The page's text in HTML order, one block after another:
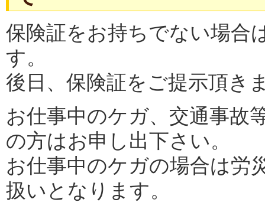
保険証をお持ちでない場合
す。
後日、保険証をご提示頂き
お仕事中のケガ、交通事故
の方はお申し出下さい。
お仕事中のケガの場合は労
扱いとなります。